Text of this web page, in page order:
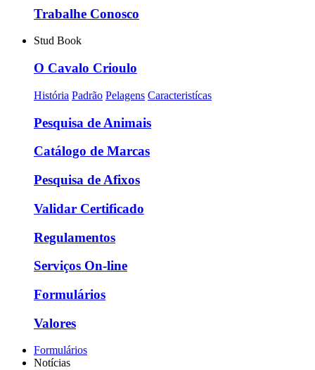
Trabalhe Conosco
Stud Book
O Cavalo Crioulo
História Padrão Pelagens Caracteristícas
Pesquisa de Animais
Catálogo de Marcas
Pesquisa de Afixos
Validar Certificado
Regulamentos
Serviços On-line
Formulários
Valores
Formulários
Notícias